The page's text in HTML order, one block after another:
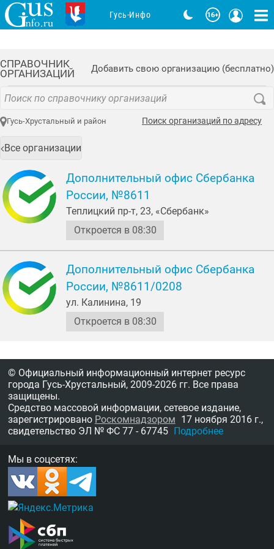
СПРАВОЧНИК
ОРГАНИЗАЦИЙ
Добавить свою организацию (бесплатно)
Гусь-Хрустальный и район Поиск организаций по адресу
Все организации
Дополнительный офис Сбербанка
России, №8611
Теплицкий пр-т, 23, «Сбербанк»
Откроется в 08:30
Дополнительный офис Сбербанка
России, №8611/0208
ул. Калинина, 19
Откроется в 08:30
Гусь-Инфо
© Официальный информационный интернет ресурс
города Гусь-Хрустальный, 2009-2026 гг. Все права
защищены.
Средство массовой информации, сетевое издание,
зарегистрировано Роскомнадзором 17 ноября 2016 г.,
свидетельство ЭЛ № ФС 77 - 67745 Подробнее
Мы в соцсетях: